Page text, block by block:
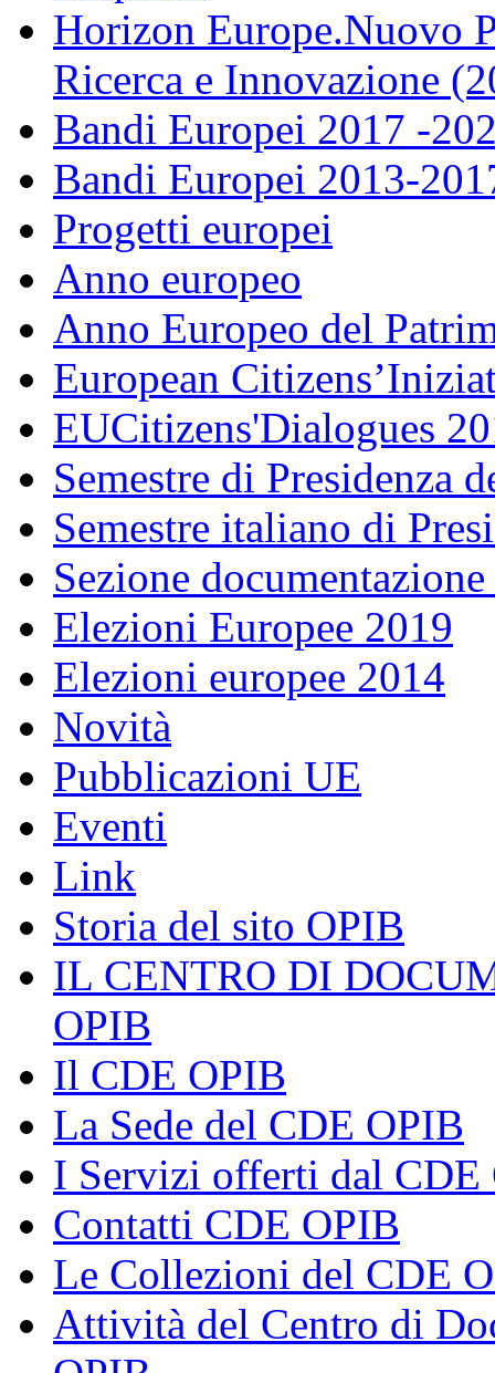
Horizon Europe.Nuovo
Ricerca e Innovazione
Bandi Europei 2017 -
Bandi Europei 2013-
Progetti europei
Anno europeo
Anno Europeo del
European
EUCitizens'Dialogues
Semestre di Presidenza
Semestre italiano di
Sezione
Elezioni Europee 2019
Elezioni europee 2014
Novità
Pubblicazioni UE
Eventi
Link
Storia del sito OPIB
IL CENTRO DI
OPIB
Il CDE OPIB
La Sede del CDE OPIB
I Servizi offerti dal CDE
Contatti CDE OPIB
Le Collezioni del CDE
Attività del Centro di